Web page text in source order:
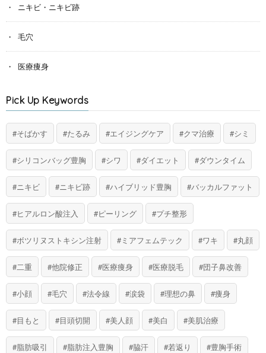
ニキビ・ニキビ跡
毛穴
医療痩身
Pick Up Keywords
そばかす たるみ エイジングケア クマ治療 シミ
シリコンバッグ豊胸 シワ ダイエット ダウンタイム
ニキビ ニキビ跡 ハイブリッド豊胸 バッカルファット
ヒアルロン酸注入 ピーリング プチ整形
ボツリヌストキシン注射 ミアフェムテック ワキ 丸顔
二重 他院修正 医療痩身 医療脱毛 団子鼻改善
小顔 毛穴 法令線 涙袋 理想の鼻 痩身
目もと 目頭切開 美人顔 美白 美肌治療
脂肪吸引 脂肪注入豊胸 脇汗 若返り 豊胸手術